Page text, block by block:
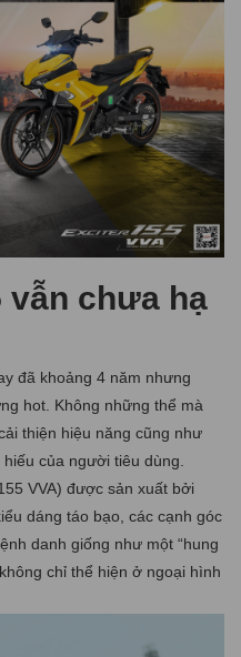
vẫn chưa hạ
đã khoảng 4 năm nhưng
hot. Không những thể mà
thiện hiệu năng cũng như
của người tiêu dùng.
VVA) được sản xuất bởi
dáng táo bạo, các cạnh góc
danh giống như một “hung
chỉ thể hiện ở ngoại hình